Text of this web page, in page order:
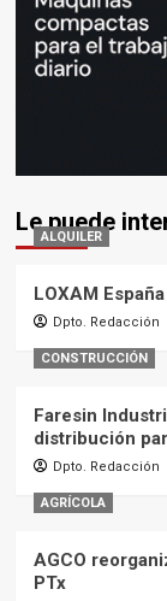
Le puede
ALQUILER
LOXAM
Dpto. Redacción
CONSTRUCCIÓN
Faresin
distribución
Dpto. Redacción
AGRÍCOLA
AGCO
PTx